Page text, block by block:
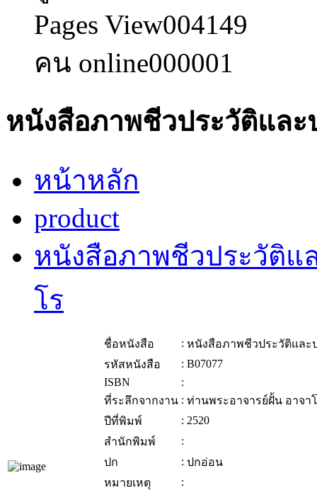
Pages View004149
คน online000001
หนังสือภาพชีวประวัติและ
หน้าหลัก
product
หนังสือภาพชีวประวัติแ
โร
ชื่อหนังสือ : หนังสือภาพชีวประวัติและ
รหัสหนังสือ
: B07077
ISBN
:
ที่ระลึกจากงาน : ท่านพระอาจารย์ฝั้น อาจา
ปีที่พิมพ์
: 2520
สำนักพิมพ์
:
ปก
: ปกอ่อน
หมายเหตุ
: